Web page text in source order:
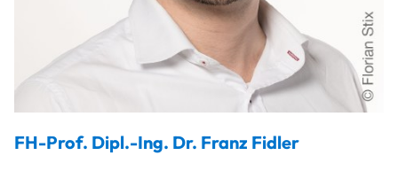
FH-Prof. Dipl.-Ing. Dr. Franz Fidler